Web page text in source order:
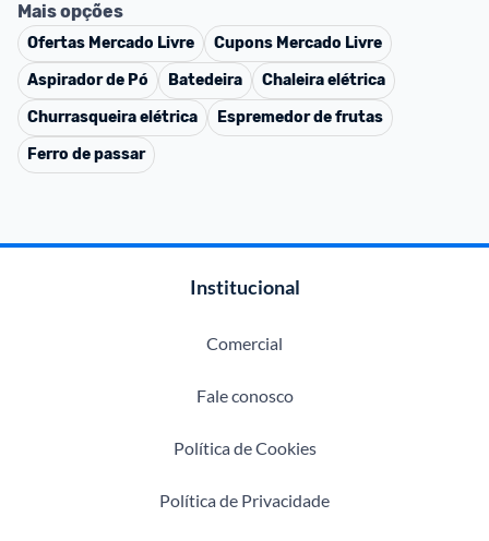
Mais opções
Ofertas Mercado Livre Cupons Mercado Livre
Aspirador de Pó
Batedeira
Chaleira elétrica
Churrasqueira elétrica
Espremedor de frutas
Ferro de passar
Institucional
Comercial
Fale conosco
Política de Cookies
Política de Privacidade